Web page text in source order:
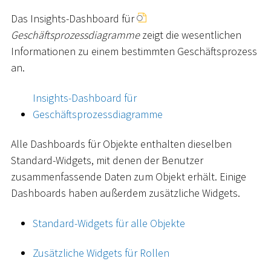
Das Insights-Dashboard für
Geschäftsprozessdiagrammezeigt die wesentlichen
Informationen zu einem bestimmten Geschäftsprozess
an.
Insights-Dashboard für
Geschäftsprozessdiagramme
Alle Dashboards für Objekte enthalten dieselben
Standard-Widgets, mit denen der Benutzer
zusammenfassende Daten zum Objekt erhält. Einige
Dashboards haben außerdem zusätzliche Widgets.
Standard-Widgets für alle Objekte
Zusätzliche Widgets für Rollen